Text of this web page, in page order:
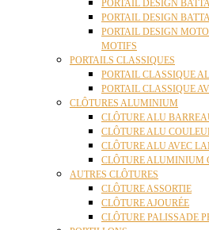
PORTAIL DESIGN
PORTAIL DESIGN
PORTAIL DESIGN
MOTIFS
PORTAILS CLASSIQUES
PORTAIL CLASSIQUE
PORTAIL CLASSIQUE
CLÔTURES ALUMINIUM
CLÔTURE ALU
CLÔTURE ALU
CLÔTURE ALU AVEC
CLÔTURE ALUMINIUM
AUTRES CLÔTURES
CLÔTURE ASSORTIE
CLÔTURE AJOURÉE
CLÔTURE PALISSADE